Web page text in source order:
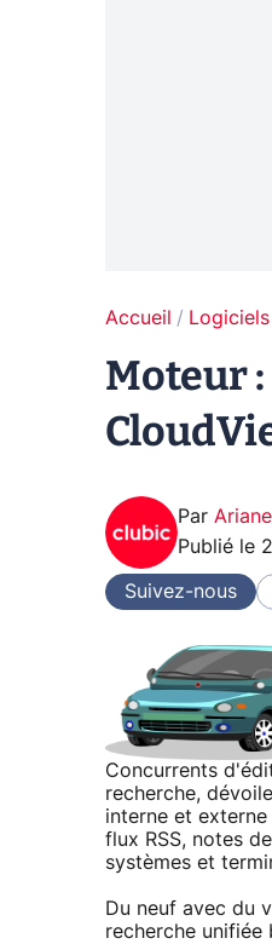
Accueil
Moteur
Par
Publié le
Suivez-nous
Concurrents
recherche,
interne et
flux RSS, notes
systèmes et
Du neuf avec du
recherche unifiée